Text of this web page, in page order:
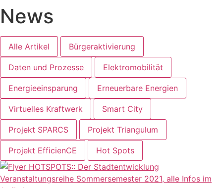
News
Alle Artikel Bürgeraktivierung
Daten und Prozesse Elektromobilität
Energieeinsparung Erneuerbare Energien
Virtuelles Kraftwerk Smart City
Projekt SPARCS Projekt Triangulum
Projekt EfficienCE Hot Spots